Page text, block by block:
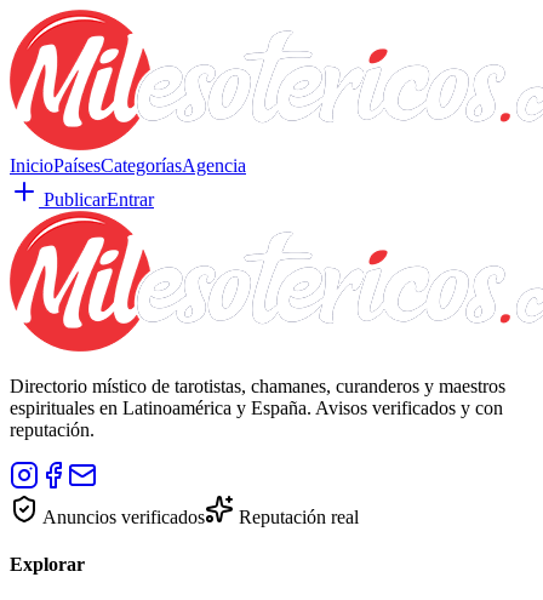
InicioPaísesCategoríasAgencia
PublicarEntrar
Directorio místico de tarotistas, chamanes, curanderos y maestros
espirituales en Latinoamérica y España. Avisos verificados y con
reputación.
Anuncios verificados Reputación real
Explorar